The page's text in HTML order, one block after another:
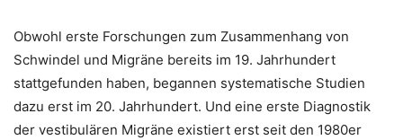
Obwohl erste Forschungen zum Zusammenhang von
Schwindel und Migräne bereits im 19. Jahrhundert
stattgefunden haben, begannen systematische Studien
dazu erst im 20. Jahrhundert. Und eine erste Diagnostik
der vestibulären Migräne existiert erst seit den 1980er